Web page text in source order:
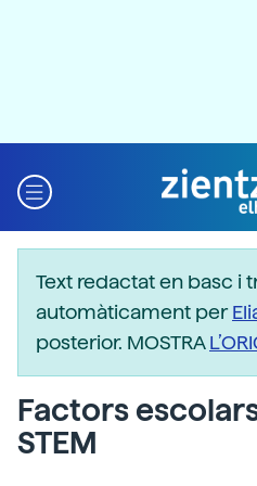
Text redactat en basc i
automàticament per
posterior. MOSTRA
Factors
STEM